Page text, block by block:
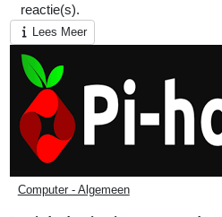
reactie(s).
Lees Meer
Computer - Algemeen